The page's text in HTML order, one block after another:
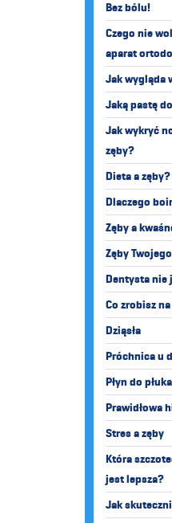
Bez bólu!
Czego nie
aparat
Jak wygląda
Jaką pastę
Jak wykryć
zęby?
Dieta a zęby?
Dlaczego
Zęby a
Zęby
Dentysta nie
Co zrobisz na
Dziąsła
Próchnica u
Płyn do
Prawidłowa
Stres a zęby
Która
jest lepsza?
Jak